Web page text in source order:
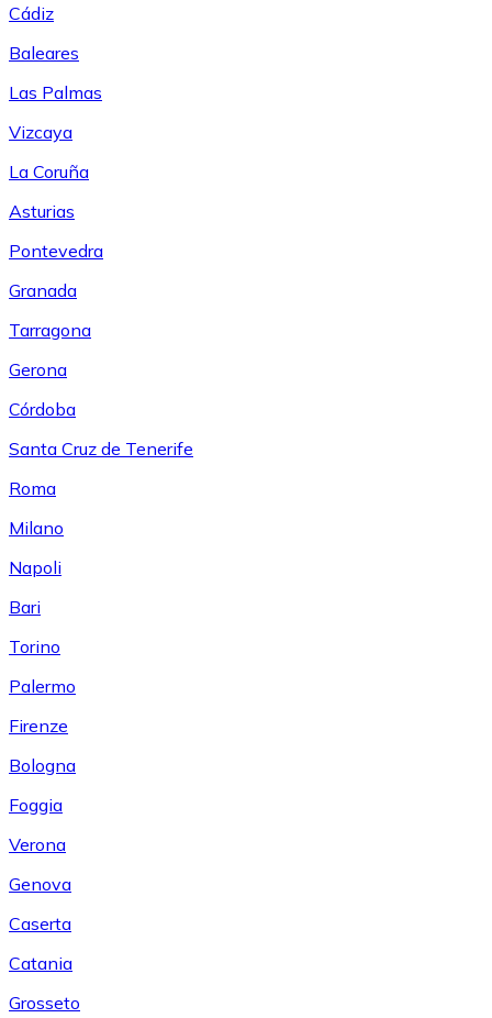
Cádiz
Baleares
Las Palmas
Vizcaya
La Coruña
Asturias
Pontevedra
Granada
Tarragona
Gerona
Córdoba
Santa Cruz de Tenerife
Roma
Milano
Napoli
Bari
Torino
Palermo
Firenze
Bologna
Foggia
Verona
Genova
Caserta
Catania
Grosseto